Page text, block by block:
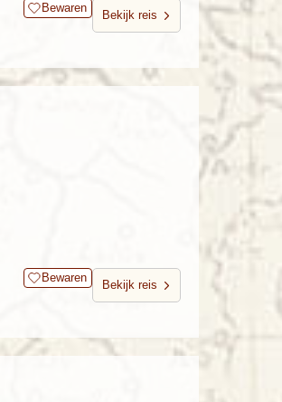
Bewaren
Bekijk reis
Bewaren
Bekijk reis